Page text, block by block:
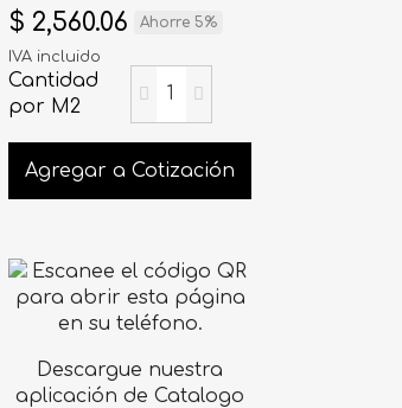
$ 2,560.06
Ahorre 5%
IVA incluido
Cantidad
por M2
Agregar a Cotización
Descargue nuestra
aplicación de Catalogo